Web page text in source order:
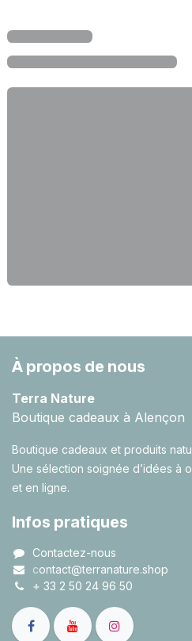
À propos de nous
Terra Nature
Boutique cadeaux à Alençon
Boutique cadeaux et produits
Une sélection soignée d’idées à
et en ligne.
Infos pratiques
Contactez-nous
contact@terranature.shop
+ 33 2 50 24 96 50